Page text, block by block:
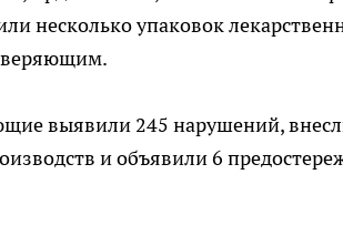
несколько упаковок
выявили 245 нарушений,
и объявили 6